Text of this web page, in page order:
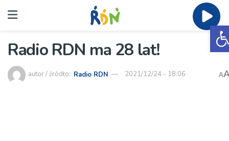
Radio RDN ma 28 lat!
autor / źródło: Radio RDN 2021/12/24 - 18:06 A